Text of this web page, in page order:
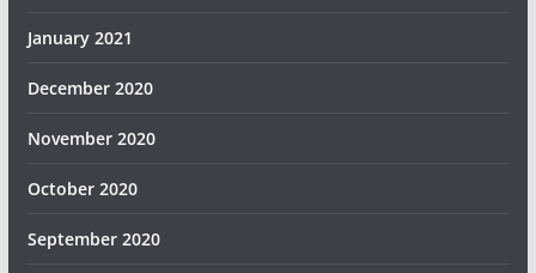
January 2021
December 2020
November 2020
October 2020
September 2020